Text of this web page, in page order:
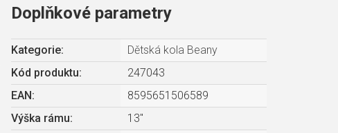
Doplňkové parametry
Kategorie:
Dětská kola Beany
Kód produktu:
247043
EAN:
8595651506589
Výška rámu:
13"